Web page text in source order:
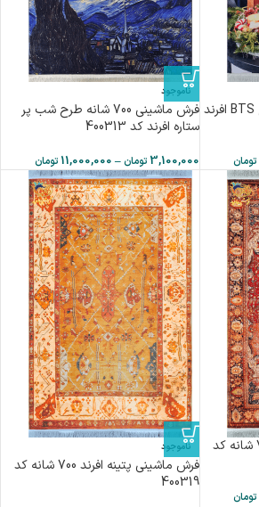
فرش ماشینی 700 شانه طرح BTS افرند
تومان
ناموجود
فرش ماشینی 700 شانه طرح شب پر
ستاره افرند كد 400313
3,100,000 تومان –
11,000,000 تومان
فرش ماشینی پتینه افرند 700 شانه کد
تومان
ناموجود
فرش ماشینی پتینه افرند 700 شانه کد
400319